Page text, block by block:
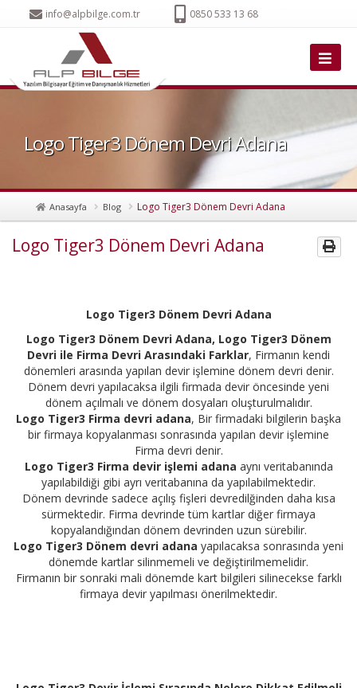
info@alpbilge.com.tr 0850 533 13 68
Logo Tiger3 Dönem Devri Adana
Anasayfa Blog Logo Tiger3 Dönem Devri Adana
Logo Tiger3 Dönem Devri Adana
Logo Tiger3 Dönem Devri Adana
Logo Tiger3 Dönem Devri Adana, Logo Tiger3 Dönem
Devri ile Firma Devri Arasındaki Farklar, Firmanın kendi
dönemleri arasında yapılan devir işlemine dönem devri denir.
Dönem devri yapılacaksa ilgili firmada devir öncesinde yeni
dönem açılmalı ve dönem dosyaları oluşturulmalıdır.
Logo Tiger3 Firma devri adana, Bir firmadaki bilgilerin başka
bir firmaya kopyalanması sonrasında yapılan devir işlemine
Firma devri denir.
Logo Tiger3 Firma devir işlemi adana aynı veritabanında
yapılabildiği gibi ayrı veritabanına da yapılabilmektedir.
Dönem devrinde sadece açılış fişleri devredilğinden daha kısa
sürmektedir. Firma devrinde tüm kartlar diğer firmaya
kopyalandığından dönem devrinden uzun sürebilir.
Logo Tiger3 Dönem devri adana yapılacaksa sonrasında yeni
dönemde kartlar silinmemeli ve değiştirilmemelidir.
Firmanın bir sonraki mali dönemde kart bilgileri silinecekse farklı
firmaya devir yapılması önerilmektedir.